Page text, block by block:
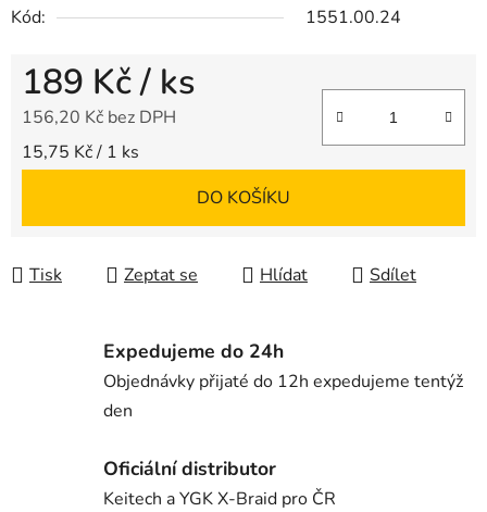
Kód:
1551.00.24
189 Kč/ ks
156,20 Kč bez DPH
Měrná cena:
15,75 Kč / 1 ks
DO KOŠÍKU
Tisk Zeptat se Hlídat Sdílet
Expedujeme do 24h
Objednávky přijaté do 12h expedujeme tentýž
den
Oficiální distributor
Keitech a YGK X-Braid pro ČR